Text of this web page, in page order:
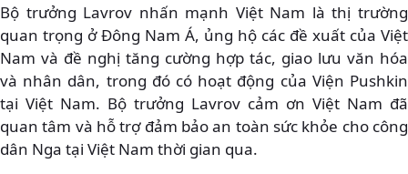
Bộ trưởng Lavrov nhấn mạnh Việt Nam là thị trường
quan trọng ở Đông Nam Á, ủng hộ các đề xuất của Việt
Nam và đề nghị tăng cường hợp tác, giao lưu văn hóa
và nhân dân, trong đó có hoạt động của Viện Pushkin
tại Việt Nam. Bộ trưởng Lavrov cảm ơn Việt Nam đã
quan tâm và hỗ trợ đảm bảo an toàn sức khỏe cho công
dân Nga tại Việt Nam thời gian qua.